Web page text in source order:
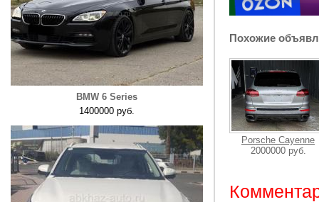
BMW 6 Series
1400000 руб.
Похожие
Porsche Cayenne
2000000 руб.